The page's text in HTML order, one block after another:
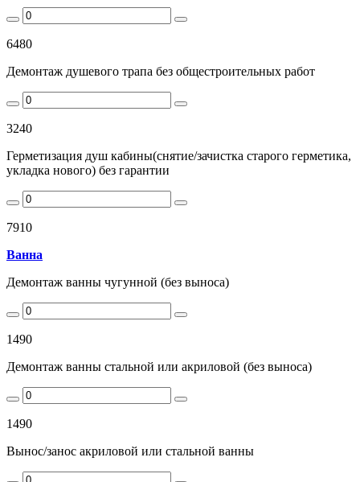
6480
Демонтаж душевого трапа без общестроительных работ
3240
Герметизация душ кабины(снятие/зачистка старого герметика,
укладка нового) без гарантии
7910
Ванна
Демонтаж ванны чугунной (без выноса)
1490
Демонтаж ванны стальной или акриловой (без выноса)
1490
Вынос/занос акриловой или стальной ванны